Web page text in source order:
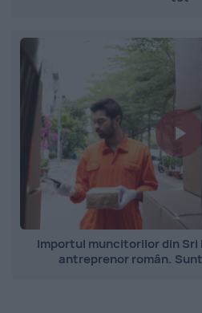
Importul muncitorilor din Sri
antreprenor român.